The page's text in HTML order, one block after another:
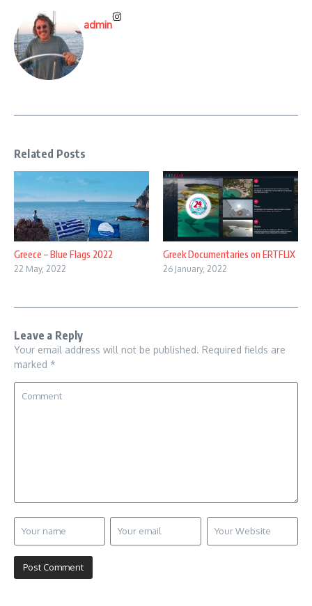
admin
Related Posts
Greece – Blue Flags 2022
22 May, 2022
Greek Documentaries on ERTFLIX
26 January, 2022
Leave a Reply
Your email address will not be published. Required fields are
marked *